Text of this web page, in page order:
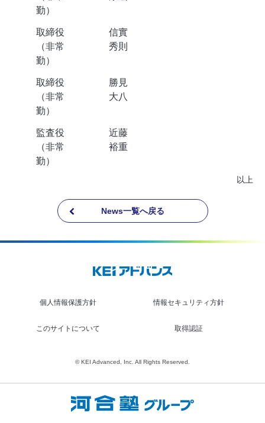
勤）
取締役
（非常
勤）
信實
秀則
取締役
（非常
勤）
勝見
大八
監査役
（非常
勤）
近藤
裕重
以上
News一覧へ戻る
個人情報保護方針 情報セキュリティ方針
このサイトについて 取得認証
© KEI Advanced, Inc. All Rights Reserved.